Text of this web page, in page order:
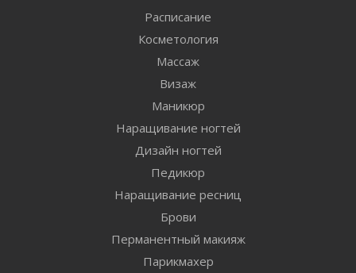
Расписание
Косметология
Массаж
Визаж
Маникюр
Наращивание ногтей
Дизайн ногтей
Педикюр
Наращивание ресниц
Брови
Перманентный макияж
Парикмахер